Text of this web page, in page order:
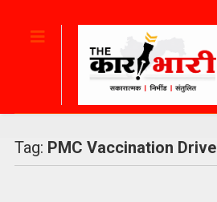
Tag: PMC Vaccination Drive